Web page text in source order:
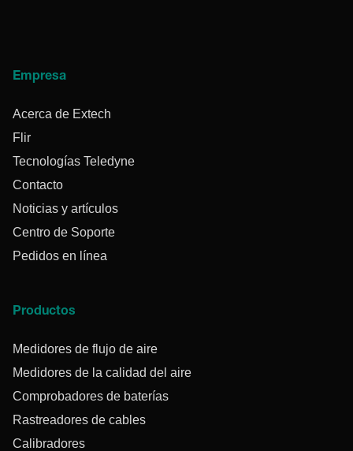
Empresa
Acerca de Extech
Flir
Tecnologías Teledyne
Contacto
Noticias y artículos
Centro de Soporte
Pedidos en línea
Productos
Medidores de flujo de aire
Medidores de la calidad del aire
Comprobadores de baterías
Rastreadores de cables
Calibradores